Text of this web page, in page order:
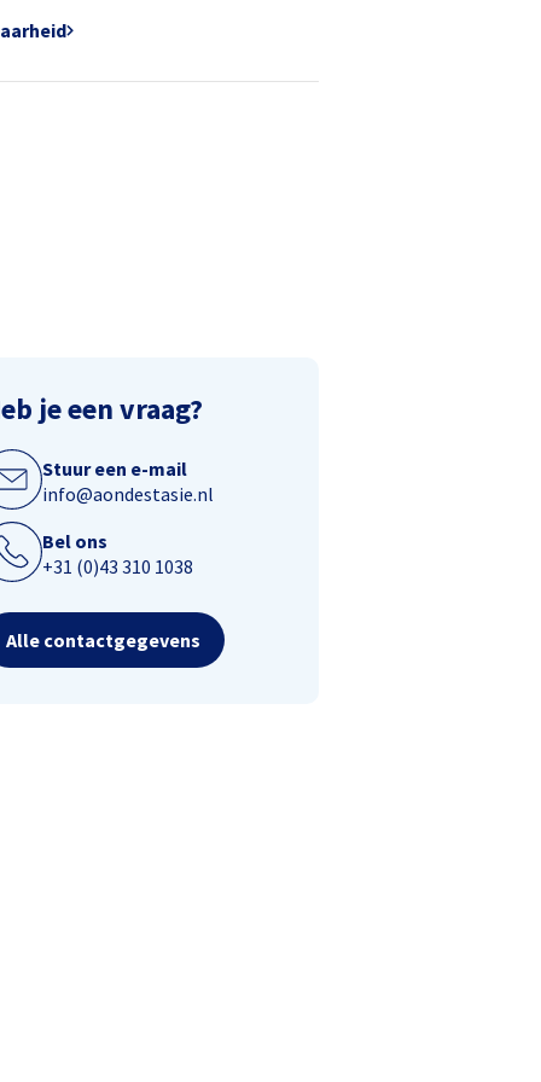
je een vraag?
Stuur een e-mail
info@aondestasie.nl
Bel ons
+31 (0)43 310 1038
Alle contactgegevens